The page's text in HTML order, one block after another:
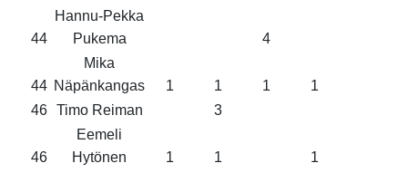
44
Hannu-Pekka
Pukema
4
44
Mika
Näpänkangas
1 1 1
1
46 Timo Reiman 3
46
Eemeli
Hytönen
1 1
1